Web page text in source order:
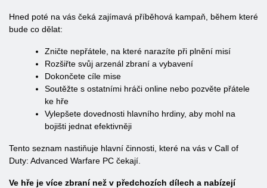
Hned poté na vás čeká zajímavá příběhová kampaň, během které
bude co dělat:
Zničte nepřátele, na které narazíte při plnění misí
Rozšiřte svůj arzenál zbraní a vybavení
Dokončete cíle mise
Soutěžte s ostatními hráči online nebo pozvěte přátele
ke hře
Vylepšete dovednosti hlavního hrdiny, aby mohl na
bojišti jednat efektivněji
Tento seznam nastiňuje hlavní činnosti, které na vás v Call of
Duty: Advanced Warfare PC čekají.
Ve hře je více zbraní než v předchozích dílech a nabízejí